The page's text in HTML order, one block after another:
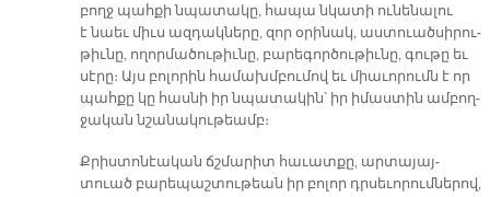
բողջ պահ­քի նպա­տա­կը, հա­պա նկա­տի ու­նե­նա­լու
է նաեւ միւս ազ­դակ­նե­րը, զոր օ­րի­նակ, աս­տուած­սի­րու­
թիւ­նը, ո­ղոր­մա­ծու­թիւ­նը, բա­րե­գոր­ծու­թիւ­նը, գու­թը եւ
սէ­րը։ Այս բո­լո­րին հա­մախմ­բու­մով եւ միա­ւո­րու­մն է որ
պահ­քը կը հաս­նի իր նպա­տա­կին՝ իր ի­մաս­տին ամ­բող­
ջա­կան նշա­նա­կու­թեամբ։
Քրիս­տո­նէա­կան ճշմա­րիտ հա­ւատ­քը, ար­տա­յայ­
տուած բա­րե­պաշ­տու­թեան իր բո­լոր դրսե­ւո­րում­նե­րով,